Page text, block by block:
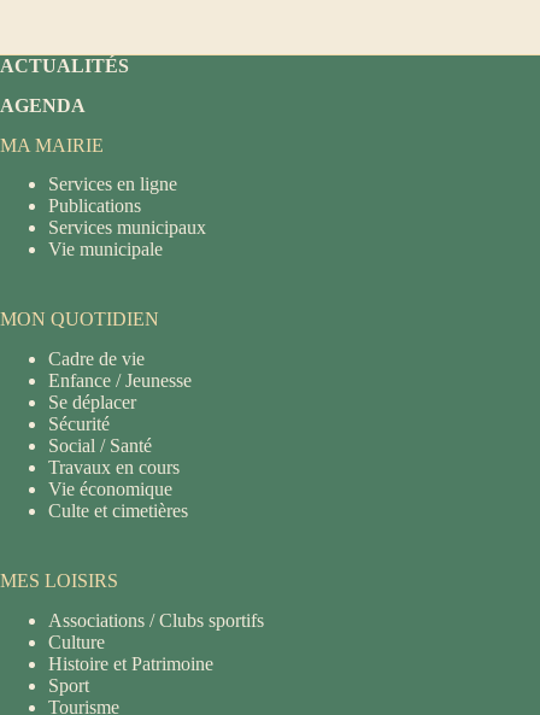
ACTUALITÉS
AGENDA
MA MAIRIE
Services en ligne
Publications
Services municipaux
Vie municipale
MON QUOTIDIEN
Cadre de vie
Enfance / Jeunesse
Se déplacer
Sécurité
Social / Santé
Travaux en cours
Vie économique
Culte et cimetières
MES LOISIRS
Associations / Clubs sportifs
Culture
Histoire et Patrimoine
Sport
Tourisme